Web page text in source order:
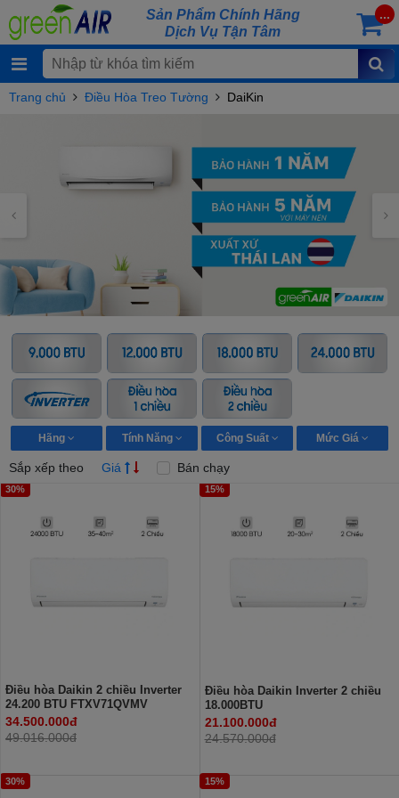
Sản Phẩm Chính Hãng
Dịch Vụ Tận Tâm
...
Trang chủ Điều Hòa Treo Tường DaiKin
Hãng Tính Năng Công Suất Mức Giá
Sắp xếp theo Giá Bán chạy
30%
Điều hòa Daikin 2 chiều Inverter
24.200 BTU FTXV71QVMV
34.500.000đ
49.016.000đ
15%
Điều hòa Daikin Inverter 2 chiều
18.000BTU
FTXV50QVMV/RXV50QVMV
21.100.000đ
24.570.000đ
30% 15%